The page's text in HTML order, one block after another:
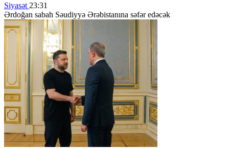
Siyasət 23:31
Ərdoğan sabah Səudiyyə Ərəbistanına səfər edəcək